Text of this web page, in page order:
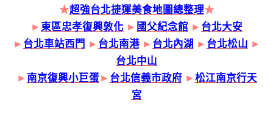
★超強台北捷運美食地圖總整理★
► 東區忠孝復興敦化 ► 國父紀念館 ► 台北大安
► 台北車站西門 ► 台北南港 ► 台北內湖 ► 台北松山 ►
台北中山
► 南京復興小巨蛋► 台北信義市政府► 松江南京行天
宮